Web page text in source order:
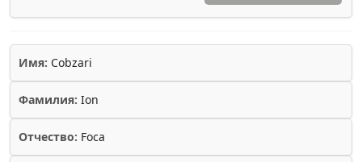
Имя: Cobzari
Фамилия: Ion
Отчество: Foca